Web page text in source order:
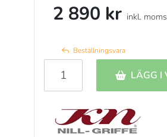
2 890 kr inkl. moms
Beställningsvara
LÄGG I